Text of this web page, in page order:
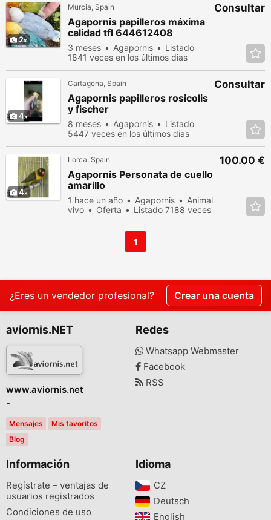
2
Murcia, Spain
Agapornis papilleros máxima
calidad tfl 644612408
3 meses Agapornis
Listado
1841 veces en los últimos dias
Consultar
4
Cartagena, Spain
Agapornis papilleros rosicolis
y fischer
8 meses Agapornis
Listado
5447 veces en los últimos dias
Consultar
4
Lorca, Spain
Agapornis Personata de cuello
amarillo
1 hace un año Agapornis
Animal
vivo
Oferta
Listado 7188 veces
100.00 €
1
¿Eres un vendedor profesional? Crear una cuenta
aviornis.NET
www.aviornis.net
-
Mensajes
Mis favoritos
Blog
Redes
Whatsapp Webmaster
Facebook
RSS
Información
Regístrate – ventajas de
usuarios registrados
Condiciones de uso
Idioma
CZ‎
Deutsch‎
English‎